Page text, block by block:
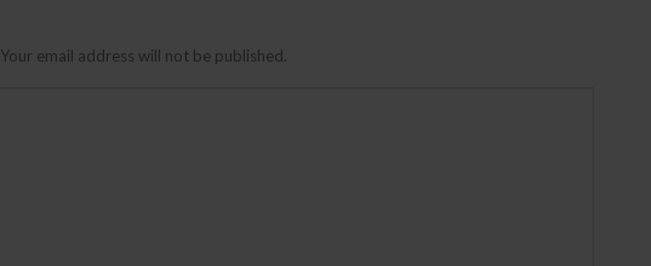
Your email address will not be published.